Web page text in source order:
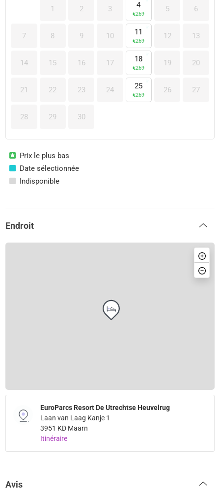
1 2 3 4
€269
5 6
7 8 9 10 11
€269
12 13
14 15 16 17 18
€269
19 20
21 22 23 24 25
€269
26 27
28 29 30
Prix le plus bas
Date sélectionnée
Indisponible
Endroit
EuroParcs Resort De Utrechtse Heuvelrug
Laan van Laag Kanje 1
3951 KD Maarn
Itinéraire
Avis